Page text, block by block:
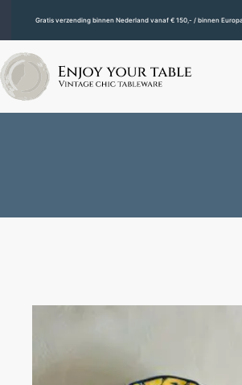
Gratis verzending binnen Nederland vanaf € 150,- / binnen